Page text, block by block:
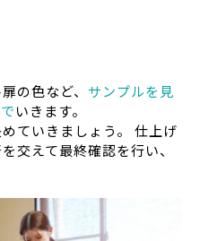
の色など、 サンプルを見
いきます。
ていきましょう。 仕上げ
交えて最終確認を行い、